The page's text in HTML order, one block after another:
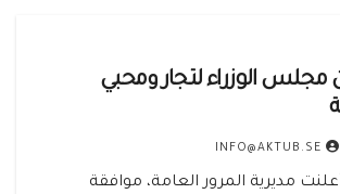
مجلس الوزراء لتجار ومحبي
INFO@AKTUB.SE
مديرية المرور العامة، موافقة